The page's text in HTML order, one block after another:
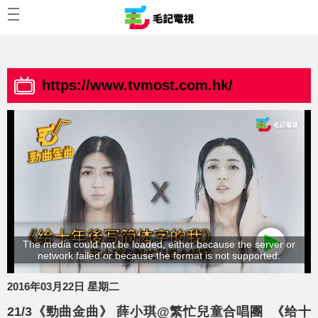
https://www.tvmost.com.hk/
The media could not be loaded, either because the server or
network failed or because the format is not supported.
2016年03月22日 星期二
21/3《勁曲金曲》 薛小琪@繁忙兒童合唱團 《给十